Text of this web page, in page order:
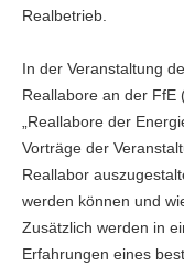
Realbetrieb.
In der Veranstaltung
Reallabore an der FfE
„Reallabore der
Vorträge der
Reallabor
werden können und
Zusätzlich werden in
Erfahrungen eines